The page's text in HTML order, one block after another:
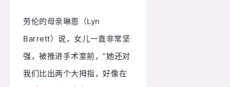
劳伦的母亲琳恩（Lyn
Barrett）说，女儿一直非常坚
强，被推进手术室前，“她还对
我们比出两个大拇指，好像在